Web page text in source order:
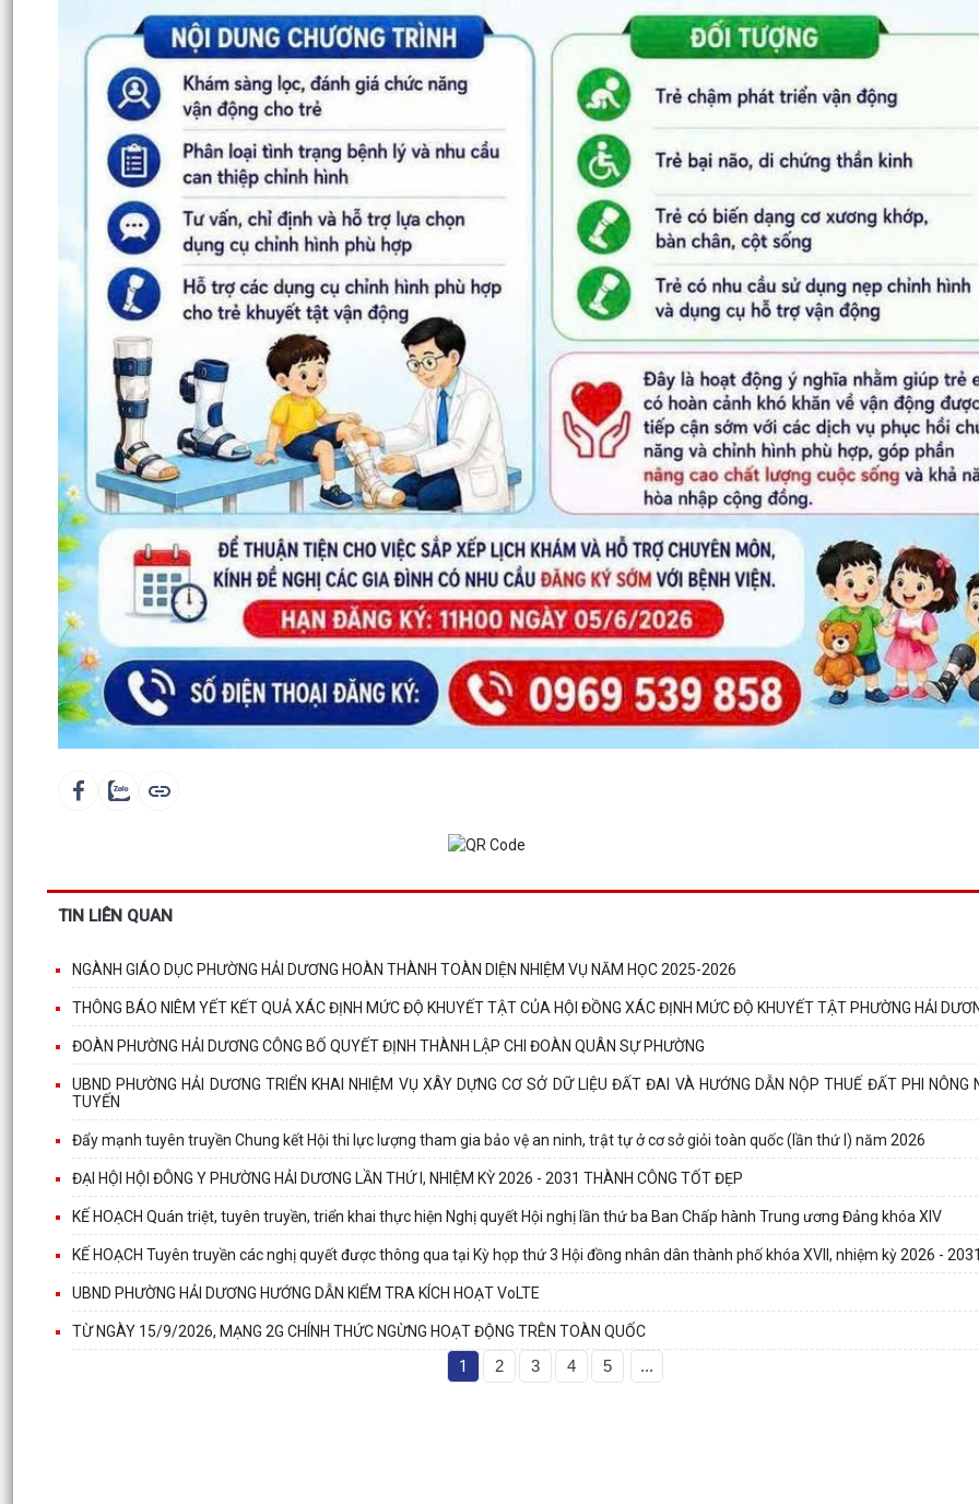
TIN LIÊN QUAN
NGÀNH GIÁO DỤC PHƯỜNG HẢI DƯƠNG HOÀN THÀNH TOÀN DIỆN NHIỆM VỤ NĂM HỌC 2025-2026
THÔNG BÁO NIÊM YẾT KẾT QUẢ XÁC ĐỊNH MỨC ĐỘ KHUYẾT TẬT CỦA HỘI ĐỒNG XÁC ĐỊNH MỨC ĐỘ KHUYẾT TẬT PHƯỜNG HẢI
ĐOÀN PHƯỜNG HẢI DƯƠNG CÔNG BỐ QUYẾT ĐỊNH THÀNH LẬP CHI ĐOÀN QUÂN SỰ PHƯỜNG
UBND PHƯỜNG HẢI DƯƠNG TRIỂN KHAI NHIỆM VỤ XÂY DỰNG CƠ SỞ DỮ LIỆU ĐẤT ĐAI VÀ HƯỚNG DẪN NỘP THUẾ ĐẤT PHI NÔNG
TUYẾN
Đẩy mạnh tuyên truyền Chung kết Hội thi lực lượng tham gia bảo vệ an ninh, trật tự ở cơ sở giỏi toàn quốc (lần thứ I) năm 2026
ĐẠI HỘI HỘI ĐÔNG Y PHƯỜNG HẢI DƯƠNG LẦN THỨ I, NHIỆM KỲ 2026 - 2031 THÀNH CÔNG TỐT ĐẸP
KẾ HOẠCH Quán triệt, tuyên truyền, triển khai thực hiện Nghị quyết Hội nghị lần thứ ba Ban Chấp hành Trung ương Đảng khóa XIV
KẾ HOẠCH Tuyên truyền các nghị quyết được thông qua tại Kỳ họp thứ 3 Hội đồng nhân dân thành phố khóa XVII, nhiệm kỳ 2026 - 2031
UBND PHƯỜNG HẢI DƯƠNG HƯỚNG DẪN KIỂM TRA KÍCH HOẠT VoLTE
TỪ NGÀY 15/9/2026, MẠNG 2G CHÍNH THỨC NGỪNG HOẠT ĐỘNG TRÊN TOÀN QUỐC
1 2 3 4 5 ...